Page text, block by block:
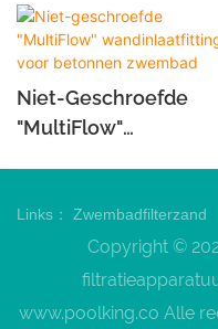
Niet-Geschroefde
"MultiFlow"
Links： Zwembadfilterzand
Copyright ©
www.poolking.co Alle